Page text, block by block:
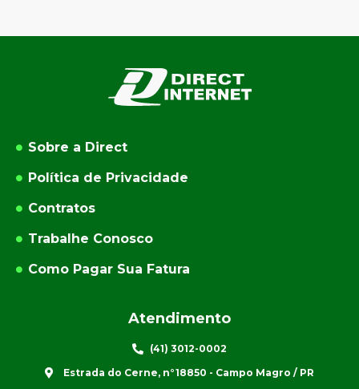
Sobre a Direct
Política de Privacidade
Contratos
Trabalhe Conosco
Como Pagar Sua Fatura
Atendimento
(41) 3012-0002
Estrada do Cerne, n°18850 - Campo Magro / PR